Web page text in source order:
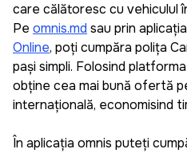
care călătoresc cu vehiculul
Pe omnis.md sau prin
Online, poți cumpăra polița
pași simpli. Folosind
obține cea mai bună ofertă
internațională, economisind
În aplicația omnis puteți